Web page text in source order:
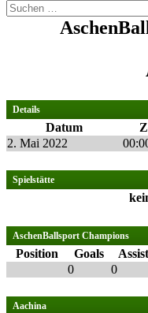
Suchen
nach:
Details
Datum
2. Mai 2022
Spielstätte
AschenBallsport Champions
Position Goals
0
0
Aachina